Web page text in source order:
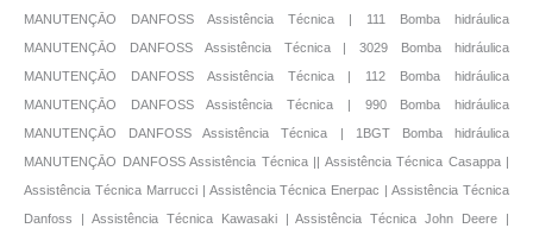
MANUTENÇĀO DANFOSS Assistência Técnica | 111 Bomba hidráulica
MANUTENÇĀO DANFOSS Assistência Técnica | 3029 Bomba hidráulica
MANUTENÇĀO DANFOSS Assistência Técnica | 112 Bomba hidráulica
MANUTENÇĀO DANFOSS Assistência Técnica | 990 Bomba hidráulica
MANUTENÇĀO DANFOSS Assistência Técnica | 1BGT Bomba hidráulica
MANUTENÇĀO DANFOSS Assistência Técnica || Assistência Técnica Casappa |
Assistência Técnica Marrucci | Assistência Técnica Enerpac | Assistência Técnica
Danfoss | Assistência Técnica Kawasaki | Assistência Técnica John Deere |